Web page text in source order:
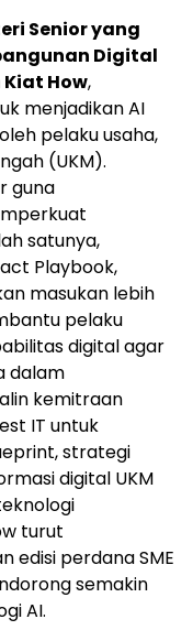
Senior yang
Digital
How,
menjadikan AI
pelaku usaha,
(UKM).
guna
satunya,
Playbook,
masukan lebih
pelaku
digital agar
dalam
kemitraan
IT untuk
strategi
digital UKM
turut
edisi perdana SME
semakin
AI.